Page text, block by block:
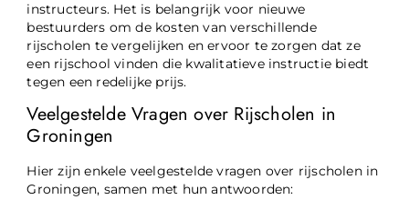
instructeurs. Het is belangrijk voor nieuwe
bestuurders om de kosten van verschillende
rijscholen te vergelijken en ervoor te zorgen dat ze
een rijschool vinden die kwalitatieve instructie biedt
tegen een redelijke prijs.
Veelgestelde Vragen over Rijscholen in
Groningen
Hier zijn enkele veelgestelde vragen over rijscholen in
Groningen, samen met hun antwoorden: